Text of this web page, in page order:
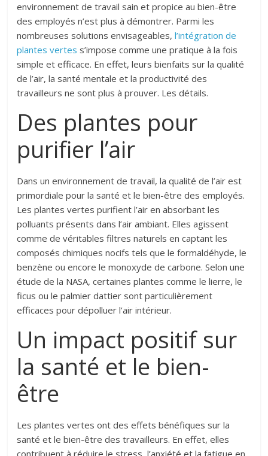
environnement de travail sain et propice au bien-être
des employés n’est plus à démontrer. Parmi les
nombreuses solutions envisageables,l’intégration de
plantes vertes s’impose comme une pratique à la fois
simple et efficace. En effet, leurs bienfaits sur la qualité
de l’air, la santé mentale et la productivité des
travailleurs ne sont plus à prouver. Les détails.
Des plantes pour
purifier l’air
Dans un environnement de travail, la qualité de l’air est
primordiale pour la santé et le bien-être des employés.
Les plantes vertes purifient l’air en absorbant les
polluants présents dans l’air ambiant. Elles agissent
comme de véritables filtres naturels en captant les
composés chimiques nocifs tels que le formaldéhyde, le
benzène ou encore le monoxyde de carbone. Selon une
étude de la NASA, certaines plantes comme le lierre, le
ficus ou le palmier dattier sont particulièrement
efficaces pour dépolluer l’air intérieur.
Un impact positif sur
la santé et le bien-
être
Les plantes vertes ont des effets bénéfiques sur la
santé et le bien-être des travailleurs. En effet, elles